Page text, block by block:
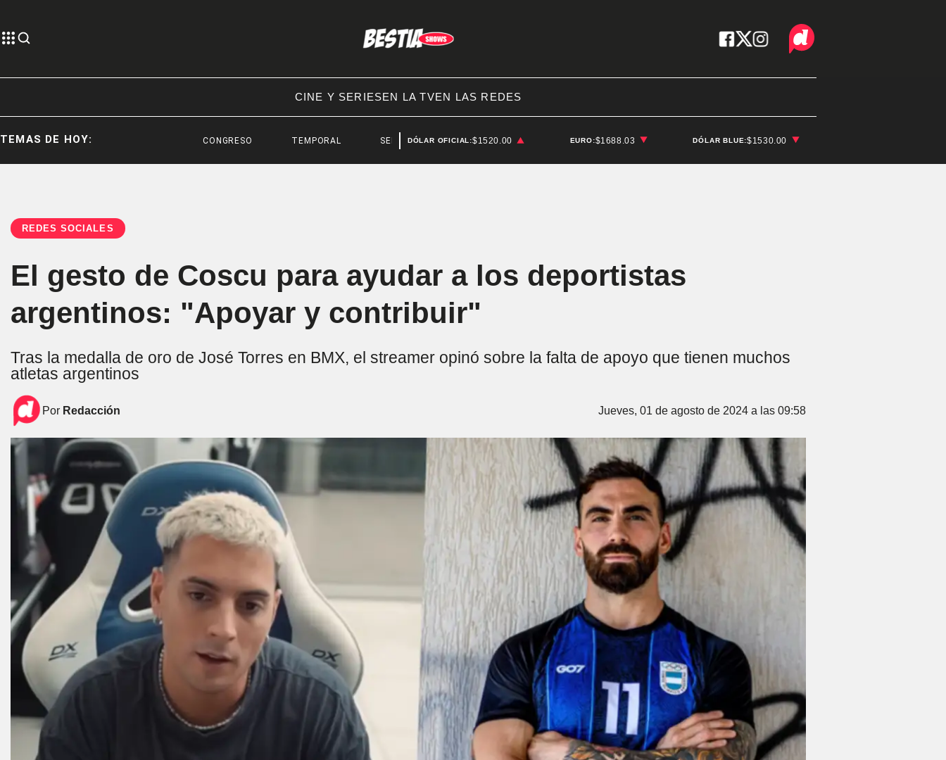
CINE Y SERIESEN LA TVEN LAS REDES
TEMAS DE HOY: CONGRESO TEMPORAL SERGIO BERNI DÓLAR OFICIAL:$1520.00 EURO:$1688.03 DÓLAR BLUE:$1530.00
REDES SOCIALES
El gesto de Coscu para ayudar a los deportistas
argentinos: "Apoyar y contribuir"
Tras la medalla de oro de José Torres en BMX, el streamer opinó sobre la falta de apoyo que tienen muchos
atletas argentinos
Por Redacción Jueves, 01 de agosto de 2024 a las 09:58